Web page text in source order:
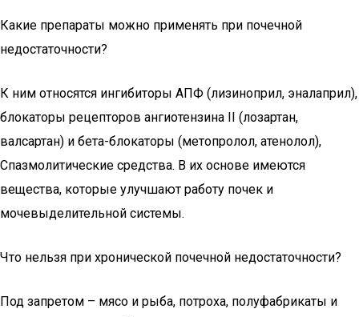
Какие препараты можно применять при почечной
недостаточности?
К ним относятся ингибиторы АПФ (лизиноприл, эналаприл),
блокаторы рецепторов ангиотензина II (лозартан,
валсартан) и бета-блокаторы (метопролол, атенолол),
Спазмолитические средства. В их основе имеются
вещества, которые улучшают работу почек и
мочевыделительной системы.
Что нельзя при хронической почечной недостаточности?
Под запретом – мясо и рыба, потроха, полуфабрикаты и